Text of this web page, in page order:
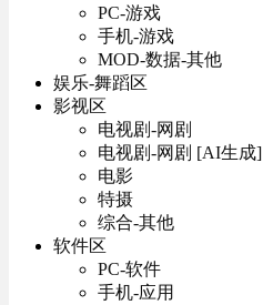
PC-游戏
手机-游戏
MOD-数据-其他
娱乐-舞蹈区
影视区
电视剧-网剧
电视剧-网剧 [AI生成]
电影
特摄
综合-其他
软件区
PC-软件
手机-应用